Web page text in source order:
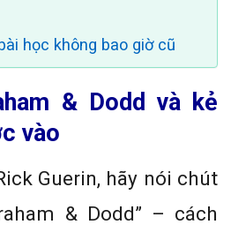
học không bao giờ cũ
& Dodd và kẻ
vào
Guerin, hãy nói chút
& Dodd” – cách